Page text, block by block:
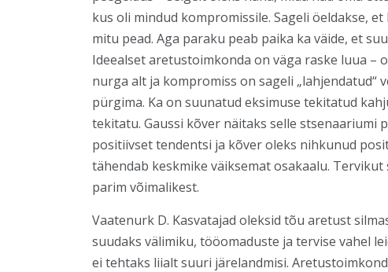
kus oli mindud kompromissile. Sageli öeldakse,
mitu pead. Aga paraku peab paika ka väide, et
Ideealset aretustoimkonda on väga raske luua –
nurga alt ja kompromiss on sageli „lahjendatud“
pürgima. Ka on suunatud eksimuse tekitatud
tekitatu. Gaussi kõver näitaks selle stsenaariumi
positiivset tendentsi ja kõver oleks nihkunud
tähendab keskmike väiksemat osakaalu.
parim võimalikest.
Vaatenurk D. Kasvatajad oleksid tõu aretust
suudaks välimiku, tööomaduste ja tervise vahel
ei tehtaks liialt suuri järelandmisi.